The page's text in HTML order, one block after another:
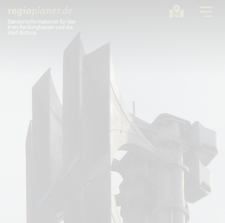
Standortinformationen für den
Kreis Recklinghausen und die
Stadt Bottrop
Standorte
Statistik
Service